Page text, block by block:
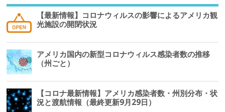
【最新情報】コロナウィルスの影響によるアメリカ観
光施設の開閉状況
アメリカ国内の新型コロナウィルス感染者数の推移
（州ごと）
【コロナ最新情報】アメリカ感染者数・州別分布・状
況と渡航情報（最終更新9月29日）